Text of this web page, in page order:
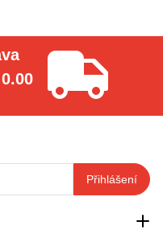
Přihlášení